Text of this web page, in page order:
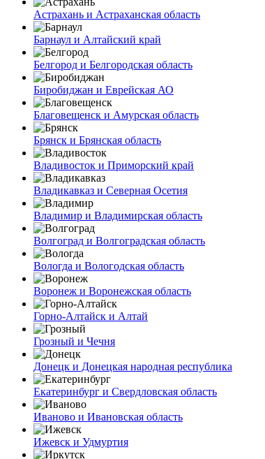
Астрахань и Астраханская область
Барнаул и Алтайский край
Белгород и Белгородская область
Биробиджан и Еврейская АО
Благовещенск и Амурская область
Брянск и Брянская область
Владивосток и Приморский край
Владикавказ и Северная Осетия
Владимир и Владимирская область
Волгоград и Волгоградская область
Вологда и Вологодская область
Воронеж и Воронежская область
Горно-Алтайск и Алтай
Грозный и Чечня
Донецк и Донецкая народная республика
Екатеринбург и Свердловская область
Иваново и Ивановская область
Ижевск и Удмуртия